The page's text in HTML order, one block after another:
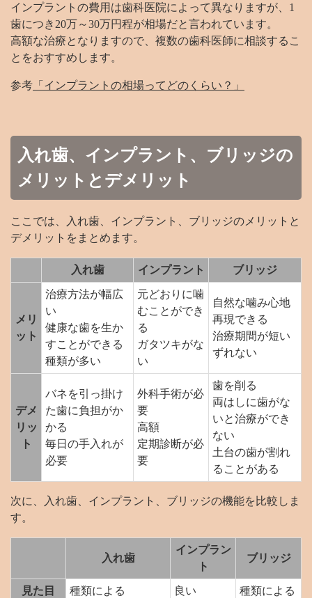
インプラントの費用は歯科医院によって異なりますが、1
歯につき20万～30万円程が相場だと言われています。
高額な治療となりますので、複数の歯科医師に相談するこ
とをおすすめします。
参考 「インプラントの相場ってどのくらい？」
入れ歯、インプラント、ブリッジの
メリットとデメリット
ここでは、入れ歯、インプラント、ブリッジのメリットと
デメリットをまとめます。
入れ歯 インプラント ブリッジ
メリ
ット
治療方法が幅広
い
健康な歯を生か
すことができる
種類が多い
元どおりに噛
むことができ
る
ガタツキがな
い
自然な噛み心地
再現できる
治療期間が短い
ずれない
デメ
リッ
ト
バネを引っ掛け
た歯に負担がか
かる
毎日の手入れが
必要
外科手術が必
要
高額
定期診断が必
要
歯を削る
両はしに歯がな
いと治療ができ
ない
土台の歯が割れ
ることがある
次に、入れ歯、インプラント、ブリッジの機能を比較しま
す。
入れ歯
インプラン
ト
ブリッジ
見た目 種類による 良い 種類による